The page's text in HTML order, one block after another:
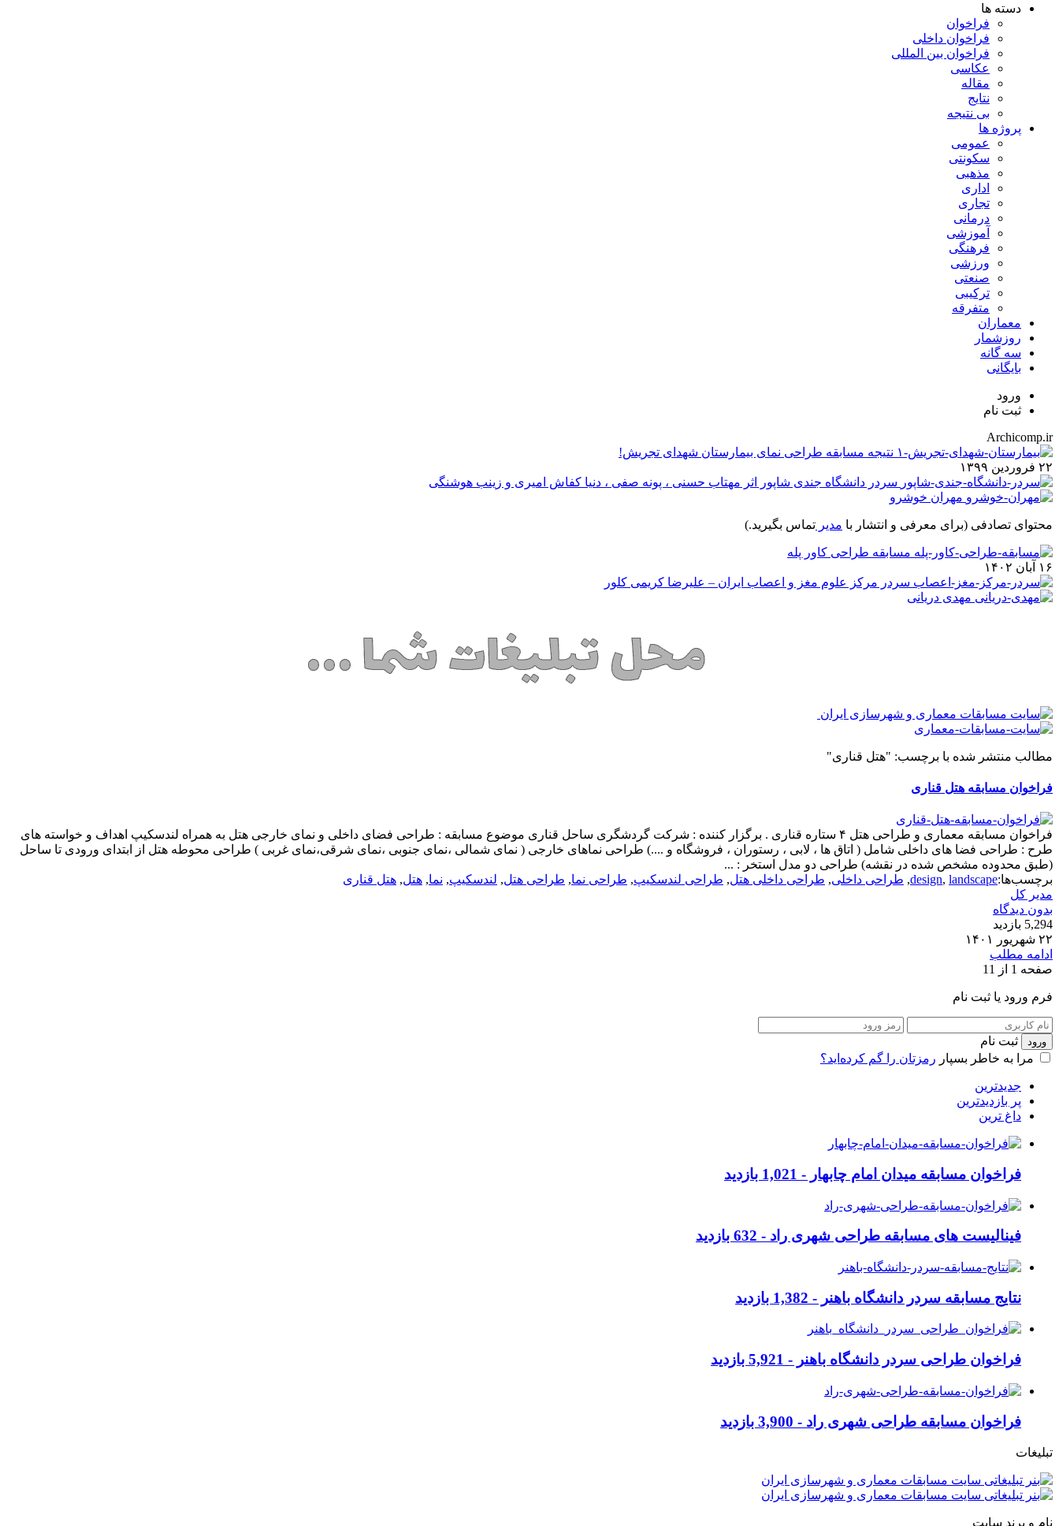
دسته ها
فراخوان
فراخوان داخلی
فراخوان بین المللی
عکاسی
مقاله
نتایج
بی نتیجه
پروژه ها
عمومی
سکونتی
مذهبی
اداری
تجاری
درمانی
آموزشی
فرهنگی
ورزشی
صنعتی
ترکیبی
متفرقه
معماران
روزشمار
سه گانه
بایگانی
ورود
ثبت نام
Archicomp.ir
نتیجه مسابقه طراحی نمای بیمارستان شهدای تجریش!
۲۲ فروردین ۱۳۹۹
سردر دانشگاه جندی شاپور اثر مهتاب حسنی ، پونه صفی ، دنیا کفاش امیری و زینب هوشنگی
مهران خوشرو
محتوای تصادفی (برای معرفی و انتشار با مدیر تماس بگیرید.)
مسابقه طراحی کاور پله
۱۶ آبان ۱۴۰۲
سردر مرکز علوم مغز و اعصاب ایران – علیرضا کریمی کلور
مهدی دریانی
مطالب منتشر شده با برچسب: "هتل قناری"
فراخوان مسابقه هتل قناری
فراخوان مسابقه معماری و طراحی هتل ۴ ستاره قناری . برگزار کننده : شرکت گردشگری ساحل قناری موضوع مسابقه : طراحی فضای داخلی و نمای خارجی هتل به همراه لندسکیپ اهداف و خواسته های
طرح : طراحی فضا های داخلی شامل ( اتاق ها ، لابی ، رستوران ، فروشگاه و ....) طراحی نماهای خارجی ( نمای شمالی ،نمای جنوبی ،نمای شرقی،نمای غربی ) طراحی محوطه هتل از ابتدای ورودی تا ساحل
(طبق محدوده مشخص شده در نقشه) طراحی دو مدل استخر : ...
برچسب‌ها:
design, landscape
, طراحی داخلی, طراحی داخلی هتل, طراحی لندسکیپ, طراحی نما, طراحی هتل, لندسکیپ, نما, هتل, هتل قناری
مدیر کل
بدون دیدگاه
5,294 بازدید
۲۲ شهریور ۱۴۰۱
ادامه مطلب
صفحه 1 از 1
1
فرم ورود یا ثبت نام
ثبت نام
مرا به خاطر بسپار رمزتان را گم کرده‌اید؟
جدیدترین
پر بازدیدترین
داغ ترین
فراخوان مسابقه میدان امام چابهار - 1,021 بازدید
فینالیست های مسابقه طراحی شهری راد - 632 بازدید
نتایج مسابقه سردر دانشگاه باهنر - 1,382 بازدید
فراخوان طراحی سردر دانشگاه باهنر - 5,921 بازدید
فراخوان مسابقه طراحی شهری راد - 3,900 بازدید
تبلیغات
نام و برند سایت